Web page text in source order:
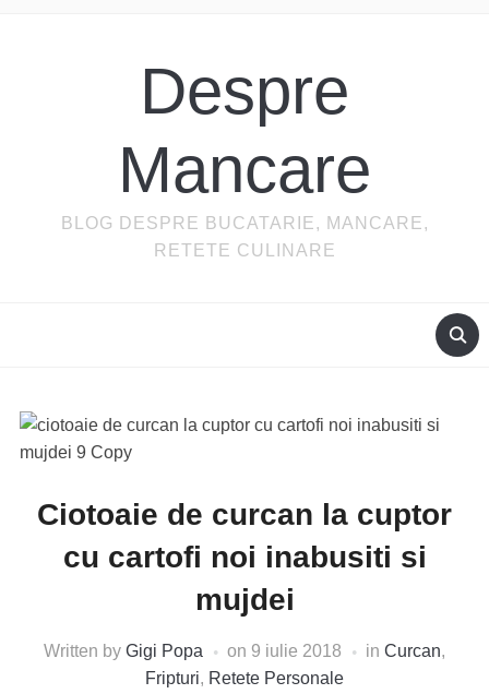
Despre
Mancare
BLOG DESPRE BUCATARIE, MANCARE,
RETETE CULINARE
Ciotoaie de curcan la cuptor
cu cartofi noi inabusiti si
mujdei
Written by Gigi Popa on 9 iulie 2018 in Curcan,
Fripturi, Retete Personale